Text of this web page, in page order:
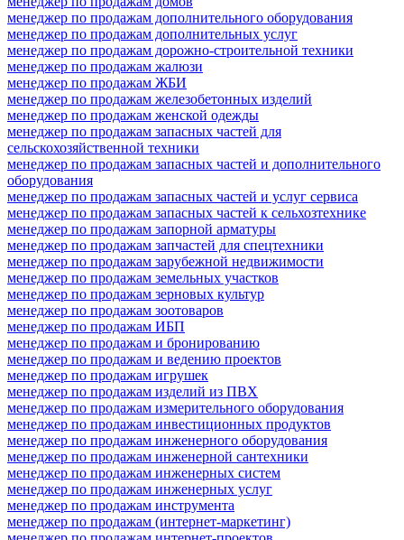
менеджер по продажам дополнительного оборудования
менеджер по продажам дополнительных услуг
менеджер по продажам дорожно-строительной техники
менеджер по продажам жалюзи
менеджер по продажам ЖБИ
менеджер по продажам железобетонных изделий
менеджер по продажам женской одежды
менеджер по продажам запасных частей для
сельскохозяйственной техники
менеджер по продажам запасных частей и дополнительного
оборудования
менеджер по продажам запасных частей и услуг сервиса
менеджер по продажам запасных частей к сельхозтехнике
менеджер по продажам запорной арматуры
менеджер по продажам запчастей для спецтехники
менеджер по продажам зарубежной недвижимости
менеджер по продажам земельных участков
менеджер по продажам зерновых культур
менеджер по продажам зоотоваров
менеджер по продажам ИБП
менеджер по продажам и бронированию
менеджер по продажам и ведению проектов
менеджер по продажам игрушек
менеджер по продажам изделий из ПВХ
менеджер по продажам измерительного оборудования
менеджер по продажам инвестиционных продуктов
менеджер по продажам инженерного оборудования
менеджер по продажам инженерной сантехники
менеджер по продажам инженерных систем
менеджер по продажам инженерных услуг
менеджер по продажам инструмента
менеджер по продажам (интернет-маркетинг)